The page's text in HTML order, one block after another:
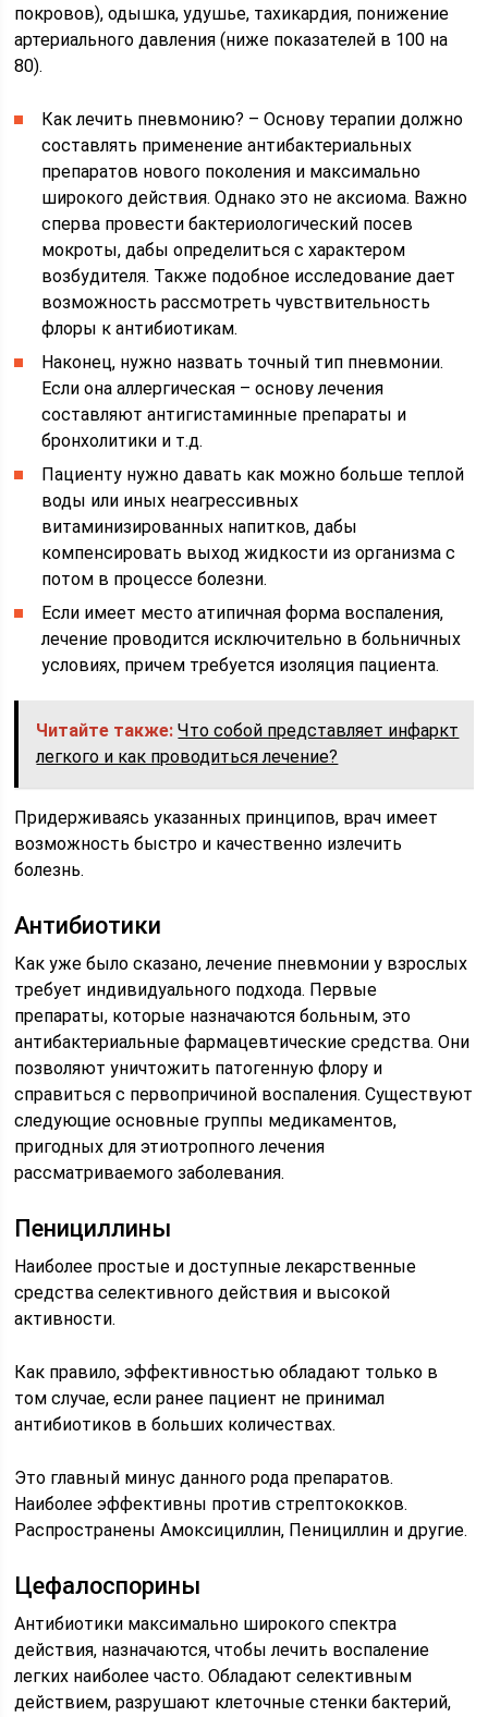
покровов), одышка, удушье, тахикардия, понижение
артериального давления (ниже показателей в 100 на
80).
Как лечить пневмонию? – Основу терапии должно
составлять применение антибактериальных
препаратов нового поколения и максимально
широкого действия. Однако это не аксиома. Важно
сперва провести бактериологический посев
мокроты, дабы определиться с характером
возбудителя. Также подобное исследование дает
возможность рассмотреть чувствительность
флоры к антибиотикам.
Наконец, нужно назвать точный тип пневмонии.
Если она аллергическая – основу лечения
составляют антигистаминные препараты и
бронхолитики и т.д.
Пациенту нужно давать как можно больше теплой
воды или иных неагрессивных
витаминизированных напитков, дабы
компенсировать выход жидкости из организма с
потом в процессе болезни.
Если имеет место атипичная форма воспаления,
лечение проводится исключительно в больничных
условиях, причем требуется изоляция пациента.
Читайте также: Что собой представляет инфаркт
легкого и как проводиться лечение?
Придерживаясь указанных принципов, врач имеет
возможность быстро и качественно излечить
болезнь.
Антибиотики
Как уже было сказано, лечение пневмонии у взрослых
требует индивидуального подхода. Первые
препараты, которые назначаются больным, это
антибактериальные фармацевтические средства. Они
позволяют уничтожить патогенную флору и
справиться с первопричиной воспаления. Существуют
следующие основные группы медикаментов,
пригодных для этиотропного лечения
рассматриваемого заболевания.
Пенициллины
Наиболее простые и доступные лекарственные
средства селективного действия и высокой
активности.
Как правило, эффективностью обладают только в
том случае, если ранее пациент не принимал
антибиотиков в больших количествах.
Это главный минус данного рода препаратов.
Наиболее эффективны против стрептококков.
Распространены Амоксициллин, Пенициллин и другие.
Цефалоспорины
Антибиотики максимально широкого спектра
действия, назначаются, чтобы лечить воспаление
легких наиболее часто. Обладают селективным
действием, разрушают клеточные стенки бактерий,